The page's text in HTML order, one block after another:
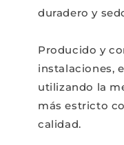
duradero y
Producido y
instalaciones,
utilizando la
más estricto
calidad.